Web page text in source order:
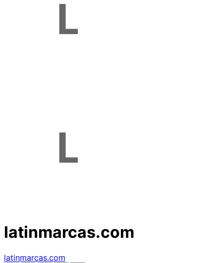
latinmarcas.com
latinmarcas.com